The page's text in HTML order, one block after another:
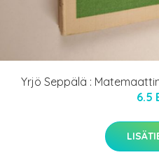
Yrjö Seppälä :
6.5